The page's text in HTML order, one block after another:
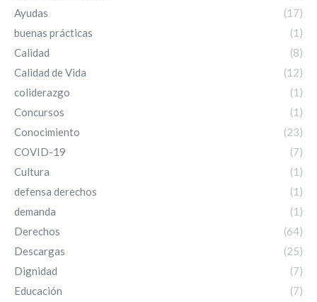
Ayudas
(17)
buenas prácticas
(1)
Calidad
(8)
Calidad de Vida
(12)
coliderazgo
(1)
Concursos
(1)
Conocimiento
(23)
COVID-19
(7)
Cultura
(1)
defensa derechos
(1)
demanda
(1)
Derechos
(64)
Descargas
(25)
Dignidad
(7)
Educación
(7)